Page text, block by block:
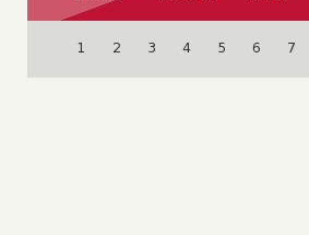
September October
1 2 3 4 5 6 7